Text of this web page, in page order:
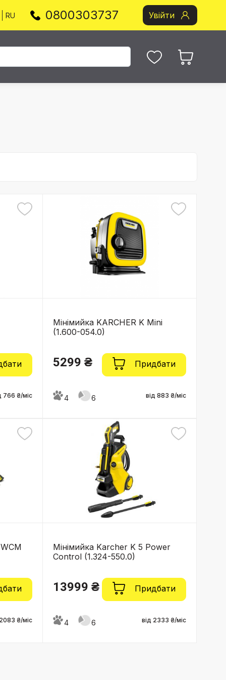
RU 0800303737 Увійти
766 ₴/міс
Мінімийка KARCHER K Mini
(1.600-054.0)
5299 ₴ Придбати
4 6 від 883 ₴/міс
₴/міс
Мінімийка Karcher K 5 Power
Control (1.324-550.0)
13999 ₴ Придбати
4 6 від 2333 ₴/міс